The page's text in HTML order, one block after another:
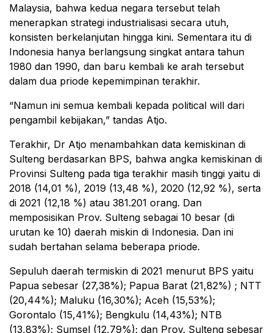
Malaysia, bahwa kedua negara tersebut telah
menerapkan strategi industrialisasi secara utuh,
konsisten berkelanjutan hingga kini. Sementara itu di
Indonesia hanya berlangsung singkat antara tahun
1980 dan 1990, dan baru kembali ke arah tersebut
dalam dua priode kepemimpinan terakhir.
“Namun ini semua kembali kepada political will dari
pengambil kebijakan,” tandas Atjo.
Terakhir, Dr Atjo menambahkan data kemiskinan di
Sulteng berdasarkan BPS, bahwa angka kemiskinan di
Provinsi Sulteng pada tiga terakhir masih tinggi yaitu di
2018 (14,01 %), 2019 (13,48 %), 2020 (12,92 %), serta
di 2021 (12,18 %) atau 381.201 orang. Dan
memposisikan Prov. Sulteng sebagai 10 besar (di
urutan ke 10) daerah miskin di Indonesia. Dan ini
sudah bertahan selama beberapa priode.
Sepuluh daerah termiskin di 2021 menurut BPS yaitu
Papua sebesar (27,38%); Papua Barat (21,82%) ; NTT
(20,44%); Maluku (16,30%); Aceh (15,53%);
Gorontalo (15,41%); Bengkulu (14,43%); NTB
(13,83%); Sumsel (12,79%); dan Prov. Sulteng sebesar